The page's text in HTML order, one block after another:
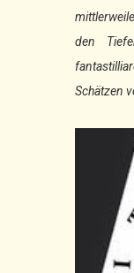
den
Schätzen